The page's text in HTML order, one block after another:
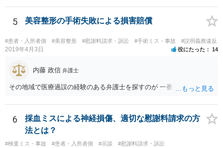
5 美容整形の手術失敗による損害賠償
#患者・入所者側 #美容整形 #慰謝料請求・訴訟 #手術ミス・事故 #説明義務違反
2019年4月3日 役にたった 14
内藤 政信 弁護士
その地域で医療過誤の経験のある弁護士を探すのが 一番近道だね。
6
採血ミスによる神経損傷、適切な慰謝料請求の方
法とは？
#検査ミス・事故 #患者・入所者側 #示談 #慰謝料請求・訴訟